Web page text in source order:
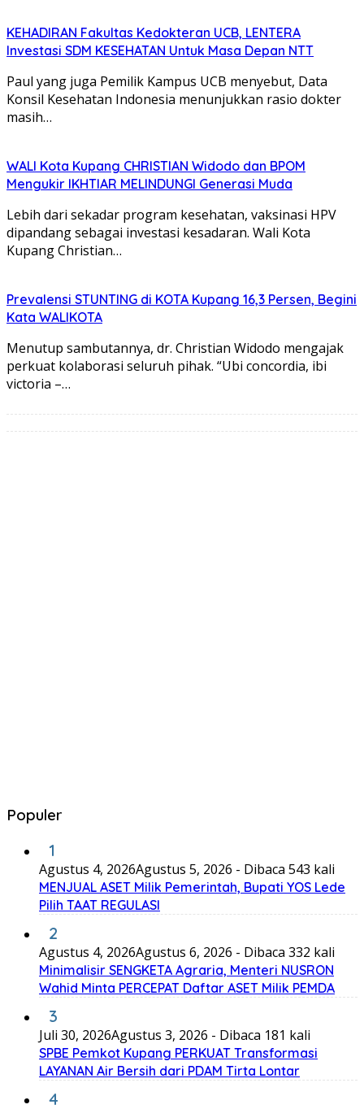
KEHADIRAN Fakultas Kedokteran UCB, LENTERA
Investasi SDM KESEHATAN Untuk Masa Depan NTT
Paul yang juga Pemilik Kampus UCB menyebut, Data
Konsil Kesehatan Indonesia menunjukkan rasio dokter
masih…
WALI Kota Kupang CHRISTIAN Widodo dan BPOM
Mengukir IKHTIAR MELINDUNGI Generasi Muda
Lebih dari sekadar program kesehatan, vaksinasi HPV
dipandang sebagai investasi kesadaran. Wali Kota
Kupang Christian…
Prevalensi STUNTING di KOTA Kupang 16,3 Persen, Begini
Kata WALIKOTA
Menutup sambutannya, dr. Christian Widodo mengajak
perkuat kolaborasi seluruh pihak. “Ubi concordia, ibi
victoria –…
Populer
1
Agustus 4, 2026Agustus 5, 2026 - Dibaca 543 kali
MENJUAL ASET Milik Pemerintah, Bupati YOS Lede
Pilih TAAT REGULASI
2
Agustus 4, 2026Agustus 6, 2026 - Dibaca 332 kali
Minimalisir SENGKETA Agraria, Menteri NUSRON
Wahid Minta PERCEPAT Daftar ASET Milik PEMDA
3
Juli 30, 2026Agustus 3, 2026 - Dibaca 181 kali
SPBE Pemkot Kupang PERKUAT Transformasi
LAYANAN Air Bersih dari PDAM Tirta Lontar
4